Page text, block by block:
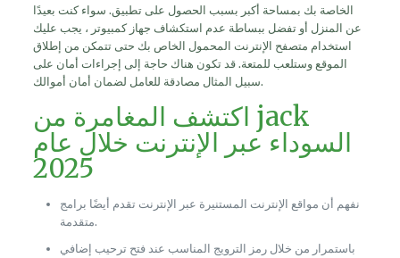
الخاصة بك بمساحة أكبر بسبب الحصول على تطبيق. سواء كنت بعيدًا
عن المنزل أو تفضل ببساطة عدم استكشاف جهاز كمبيوتر ، يجب عليك
استخدام متصفح الإنترنت المحمول الخاص بك حتى تتمكن من إطلاق
الموقع وستلعب للمتعة. قد تكون هناك حاجة إلى إجراءات أمان على
سبيل المثال مصادقة للعامل لضمان أمان أموالك.
اكتشف المغامرة من jack
السوداء عبر الإنترنت خلال عام
2025
نفهم أن مواقع الإنترنت المستنيرة عبر الإنترنت تقدم أيضًا برامج
متقدمة.
باستمرار من خلال رمز الترويج المناسب عند فتح ترحيب إضافي